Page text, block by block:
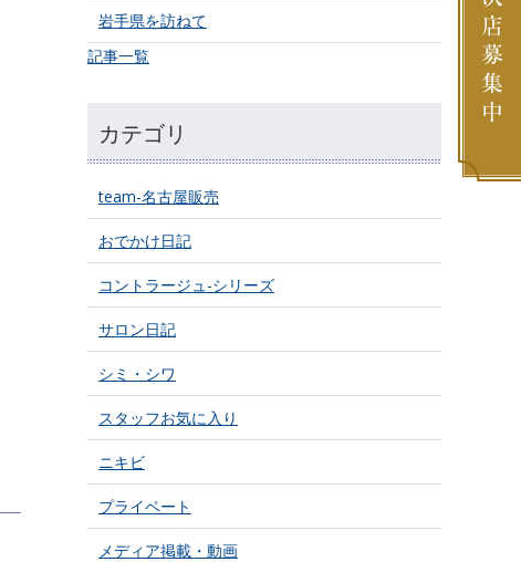
岩手県を訪ねて
記事一覧
カテゴリ
team-名古屋販売
おでかけ日記
コントラージュ-シリーズ
サロン日記
シミ・シワ
スタッフお気に入り
ニキビ
プライベート
メディア掲載・動画